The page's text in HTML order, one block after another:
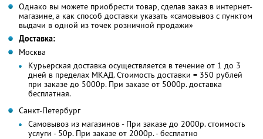
Однако вы можете приобрести товар, сделав заказ в интернет-
магазине, а как способ доставки указать «самовывоз с пунктом
выдачи в одной из точек розничной продажи»
Доставка:
Москва
Курьерская доставка осуществляется в течение от 1 до 3
дней в пределах МКАД. Стоимость доставки = 350 рублей
при заказе до 5000р. При заказе от 5000р. доставка
бесплатная.
Санкт-Петербург
Самовывоз из магазинов - При заказе до 2000р. стоимость
услуги - 50р. При заказе от 2000р. - бесплатно